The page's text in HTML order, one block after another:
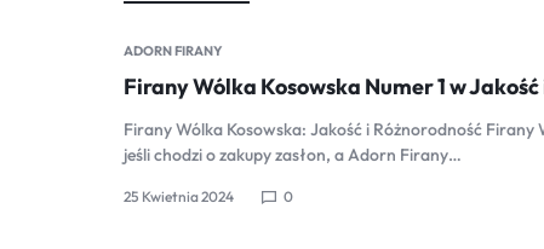
ADORN FIRANY
Firany Wólka Kosowska Numer 1 w
Firany Wólka Kosowska: Jakość i Różnorodność Firany
jeśli chodzi o zakupy zasłon, a Adorn Firany…
25 Kwietnia 2024 0